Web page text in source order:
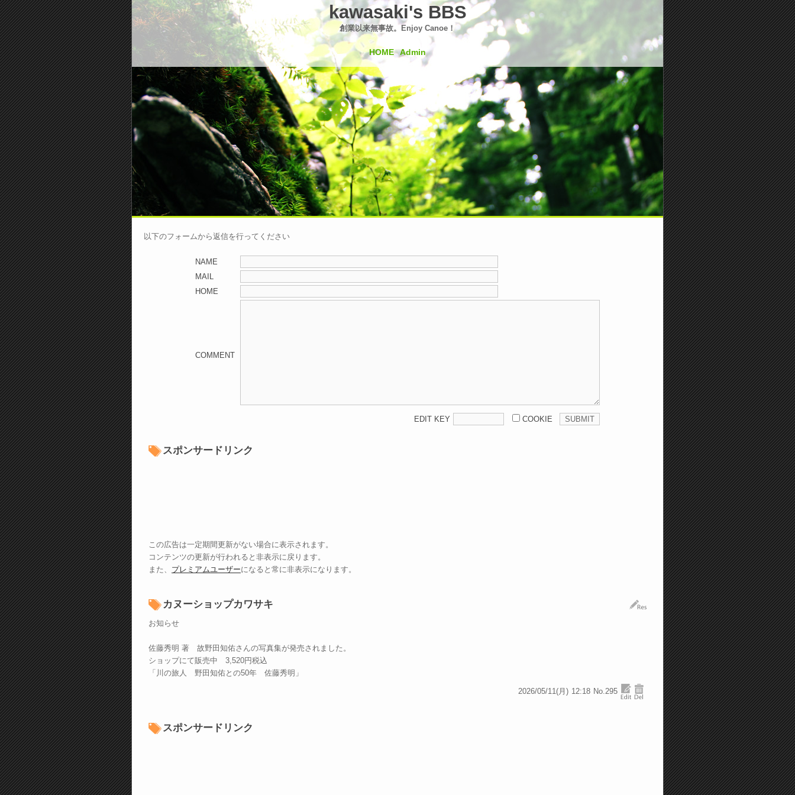
kawasaki's BBS
創業以来無事故。Enjoy Canoe！
HOME Admin
以下のフォームから返信を行ってください
NAME
MAIL
HOME
COMMENT
EDIT KEY COOKIE
スポンサードリンク
この広告は一定期間更新がない場合に表示されます。
コンテンツの更新が行われると非表示に戻ります。
また、 プレミアムユーザーになると常に非表示になります。
カヌーショップカワサキ
お知らせ
佐藤秀明 著 故野田知佑さんの写真集が発売されました。
ショップにて販売中 3,520円税込
「川の旅人 野田知佑との50年 佐藤秀明」
2026/05/11(月) 12:18 No.295
スポンサードリンク